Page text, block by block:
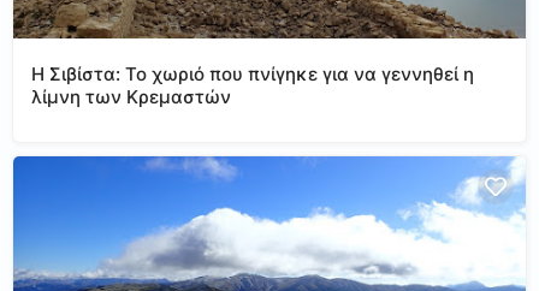
Η Σιβίστα: Το χωριό που πνίγηκε για να γεννηθεί η
λίμνη των Κρεμαστών